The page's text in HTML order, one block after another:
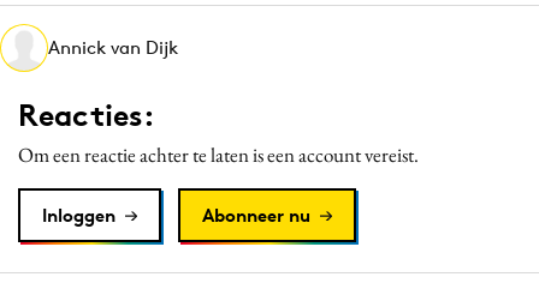
Martech
Media
Merkstrategie
Purpose Marketing
Reputatie & crisis
Annick van Dijk
Reacties:
Om een reactie achter te laten is een account vereist.
Inloggen Abonneer nu